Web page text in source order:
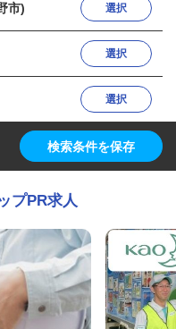
市) 選択
選択
選択
検索条件を保存
プPR求人